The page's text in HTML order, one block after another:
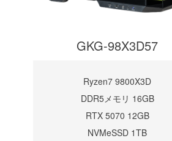
GKG-98X3D57
Ryzen7 9800X3D
DDR5メモリ 16GB
RTX 5070 12GB
NVMeSSD 1TB